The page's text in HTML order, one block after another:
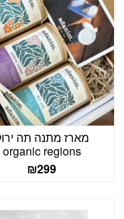
מארז מתנה תה
organic regions
₪299